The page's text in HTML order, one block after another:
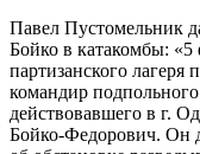
Павел Пустомельник
Бойко в катакомбы: «5
партизанского
командир
действовавшего в г.
Бойко-Федорович. Он